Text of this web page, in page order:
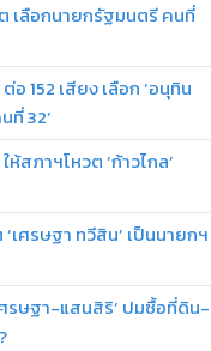
เลือกนายกรัฐมนตรี คนที่
อ 152 เสียง เลือก ‘อนุทิน
ที่ 32’
ห้สภาฯโหวต ‘ก้าวไกล’
เศรษฐา ทวีสิน’ เป็นนายกฯ
ศรษฐา-แสนสิริ’ ปมซื้อที่ดิน-